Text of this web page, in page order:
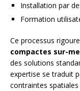
Installation par
Formation
Ce processus
compactes sur-
des solutions
expertise se traduit
contraintes